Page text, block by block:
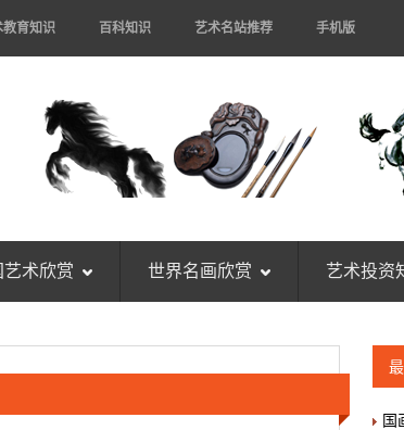
教育知识 百科知识 艺术名站推荐 手机版
艺术欣赏 世界名画欣赏 艺术投资
国